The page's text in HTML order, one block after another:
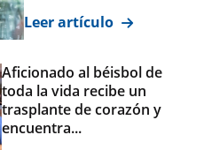
Leer artículo
Aficionado al béisbol de
toda la vida recibe un
trasplante de corazón y
encuentra...